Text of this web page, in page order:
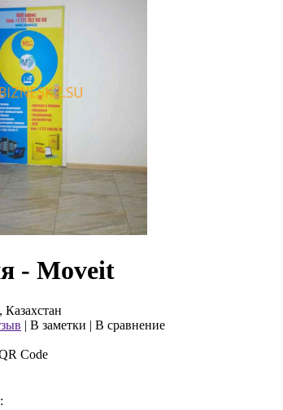
- Moveit
| В заметки | В сравнение